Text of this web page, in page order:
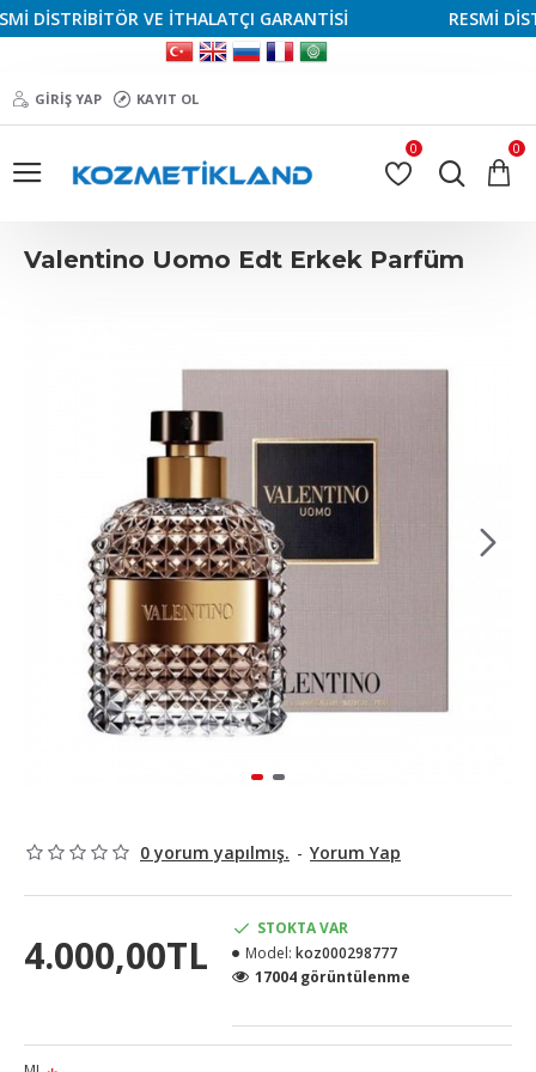
VE İTHALATÇI GARANTİSİ RESMİ
GIRIŞ YAP KAYIT OL
0 0
Valentino Uomo Edt Erkek Parfüm
0 yorum yapılmış. - Yorum Yap
4.000,00TL
STOKTA VAR
Model: koz000298777
17004 görüntülenme